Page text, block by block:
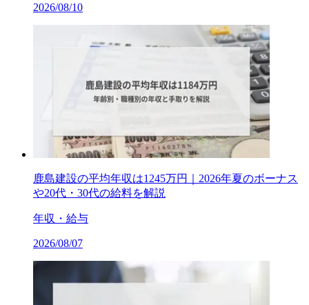
2026/08/10
鹿島建設の平均年収は1245万円｜2026年夏のボーナス
や20代・30代の給料を解説
年収・給与
2026/08/07